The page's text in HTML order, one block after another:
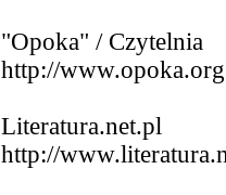
"Opoka" / Czytelnia
http://
Literatura.net.pl
http://